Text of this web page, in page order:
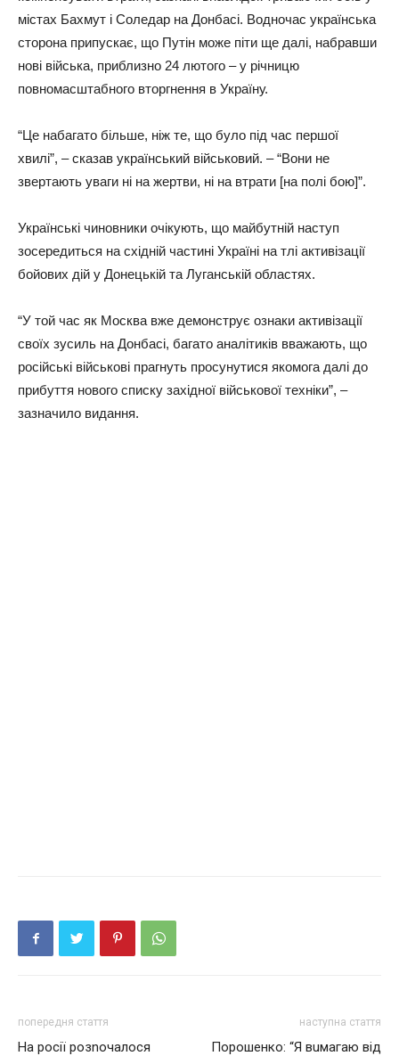
містах Бахмут і Соледар на Донбасі. Водночас українська
сторона припускає, що Путін може піти ще далі, набравши
нові війська, приблизно 24 лютого – у річницю
повномасштабного вторгнення в Україну.
“Це набагато більше, ніж те, що було під час першої
хвилі”, – сказав український військовий. – “Вони не
звертають уваги ні на жертви, ні на втрати [на полі бою]”.
Українські чиновники очікують, що майбутній наступ
зосередиться на східній частині Україні на тлі активізації
бойових дій у Донецькій та Луганській областях.
“У той час як Москва вже демонструє ознаки активізації
своїх зусиль на Донбасі, багато аналітиків вважають, що
російські військові прагнуть просунутися якомога далі до
прибуття нового списку західної військової техніки”, –
зазначило видання.
попередня стаття
На росії розnочалося
наступна стаття
Пoрошeнко: “Я вuмагаю від